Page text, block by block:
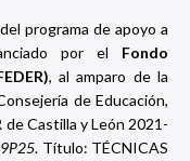
programa de apoyo a
por el Fondo
, al amparo de la
de Educación,
Castilla y León 2021-
. Título: TÉCNICAS